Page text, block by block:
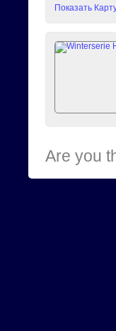
Показать
Are you